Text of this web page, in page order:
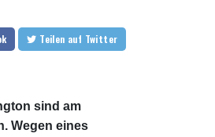
Teilen auf Twitter
sind am
Wegen eines